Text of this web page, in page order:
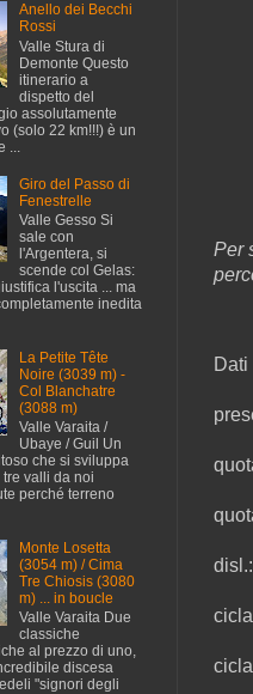
Per
Dati
Anello dei Becchi
Rossi
Valle Stura di
Demonte Questo
itinerario a
dispetto del
assolutamente
(solo 22 km!!!) è un
...
Giro del Passo di
Fenestrelle
Valle Gesso Si
sale con
l'Argentera, si
scende col Gelas:
l'uscita ... ma
inedita
La Petite Tête
Noire (3039 m) -
Col Blanchatre
(3088 m)
Valle Varaita /
Ubaye / Guil Un
che si sviluppa
valli da noi
perché terreno
Monte Losetta
(3054 m) / Cima
Tre Chiosis (3080
m) ... in boucle
Valle Varaita Due
classiche
al prezzo di uno,
discesa
"signori degli